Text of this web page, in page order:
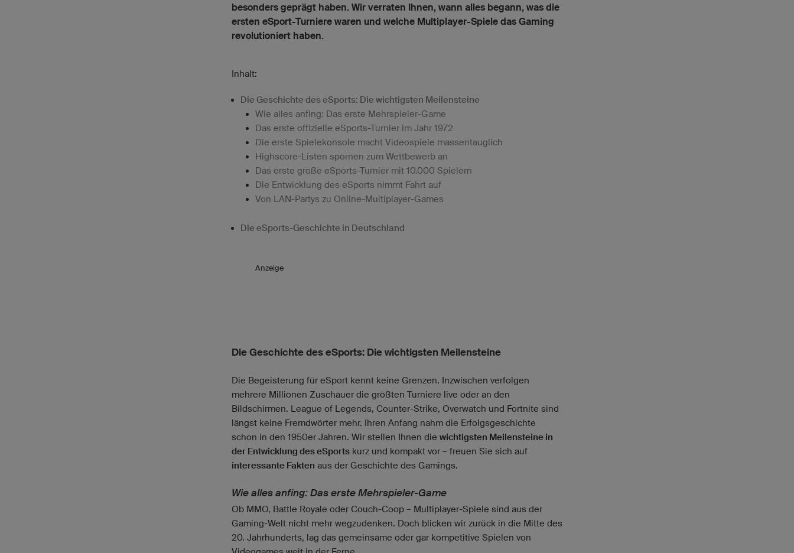
besonders geprägt haben. Wir verraten Ihnen, wann alles begann, was die
ersten eSport-Turniere waren und welche Multiplayer-Spiele das Gaming
revolutioniert haben.
Inhalt:
Die Geschichte des eSports: Die wichtigsten Meilensteine
Wie alles anfing: Das erste Mehrspieler-Game
Das erste offizielle eSports-Turnier im Jahr 1972
Die erste Spielekonsole macht Videospiele massentauglich
Highscore-Listen spornen zum Wettbewerb an
Das erste große eSports-Turnier mit 10.000 Spielern
Die Entwicklung des eSports nimmt Fahrt auf
Von LAN-Partys zu Online-Multiplayer-Games
Die eSports-Geschichte in Deutschland
Anzeige
Die Geschichte des eSports: Die wichtigsten Meilensteine
Die Begeisterung für eSport kennt keine Grenzen. Inzwischen verfolgen
mehrere Millionen Zuschauer die größten Turniere live oder an den
Bildschirmen. League of Legends, Counter-Strike, Overwatch und Fortnite sind
längst keine Fremdwörter mehr. Ihren Anfang nahm die Erfolgsgeschichte
schon in den 1950er Jahren. Wir stellen Ihnen die wichtigsten Meilensteine in
der Entwicklung des eSports kurz und kompakt vor – freuen Sie sich auf
interessante Fakten aus der Geschichte des Gamings.
Wie alles anfing: Das erste Mehrspieler-Game
Ob MMO, Battle Royale oder Couch-Coop – Multiplayer-Spiele sind aus der
Gaming-Welt nicht mehr wegzudenken. Doch blicken wir zurück in die Mitte des
20. Jahrhunderts, lag das gemeinsame oder gar kompetitive Spielen von